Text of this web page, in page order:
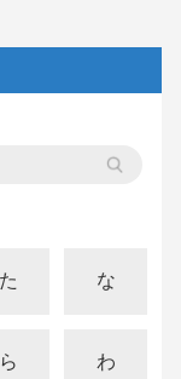
た な
ら わ